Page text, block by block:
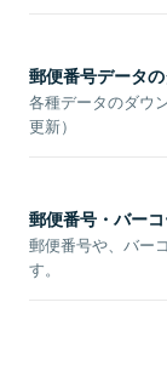
郵便番号データ
各種データのダウ
更新）
郵便番号・バー
郵便番号や、バー
す。